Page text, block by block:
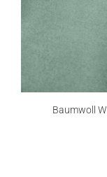
Baumwoll